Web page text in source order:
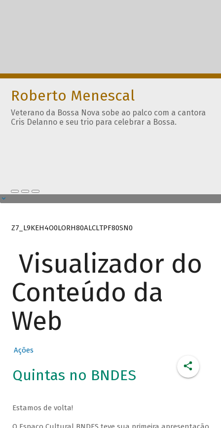
Roberto Menescal
Veterano da Bossa Nova sobe ao palco com a cantora
Cris Delanno e seu trio para celebrar a Bossa.
Z7_L9KEH4O0LORH80ALCLTPF80SN0
Visualizador do
Conteúdo da
Web
Ações
Quintas no BNDES
Estamos de volta!